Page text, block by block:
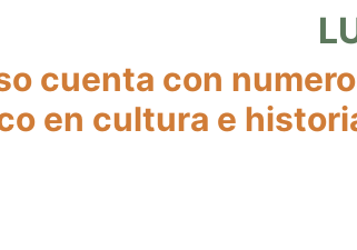
cuenta con
en cultura e